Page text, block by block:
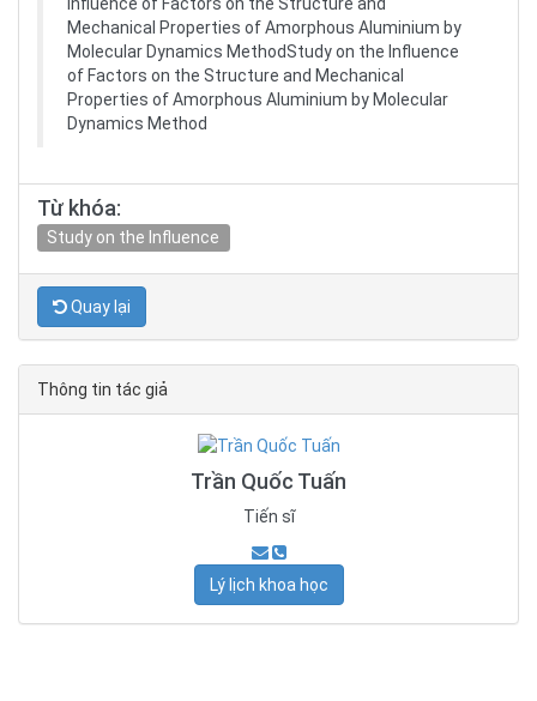
Mechanical Properties of Amorphous Aluminium by
Molecular Dynamics MethodStudy on the Influence
of Factors on the Structure and Mechanical
Properties of Amorphous Aluminium by Molecular
Dynamics Method
Từ khóa:
Study on the Influence
Quay lại
Thông tin tác giả
Trần Quốc Tuấn
Tiến sĩ
Lý lịch khoa học